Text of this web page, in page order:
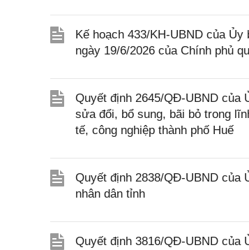
Kế hoạch 433/KH-UBND của
ngày 19/6/2026 của Chính phủ
Quyết định 2645/QĐ-UBND của
sửa đổi, bổ sung, bãi bỏ trong
tế, công nghiệp thành phố Huế
Quyết định 2838/QĐ-UBND của
nhân dân tỉnh
Quyết định 3816/QĐ-UBND của